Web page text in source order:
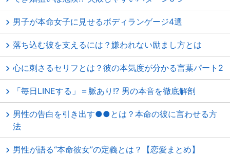
男子が本命女子に見せるボディランゲージ4選
落ち込む彼を支えるには？嫌われない励まし方とは
心に刺さるセリフとは？彼の本気度が分かる言葉パート2
「毎日LINEする」＝脈あり!? 男の本音を徹底解剖
男性の告白を引き出す●●とは？本命の彼に言わせる方
法
男性が語る“本命彼女”の定義とは？【恋愛まとめ】